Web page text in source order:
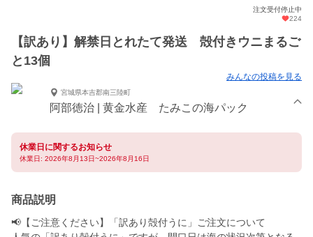
注文受付停止中
224
【訳あり】解禁日とれたて発送 殻付きウニまるご
と13個
みんなの投稿を見る
宮城県本吉郡南三陸町
阿部徳治 | 黄金水産 たみこの海パック
休業日に関するお知らせ
休業日: 2026年8月13日~2026年8月16日
商品説明
📢【ご注意ください】「訳あり殻付うに」ご注文について